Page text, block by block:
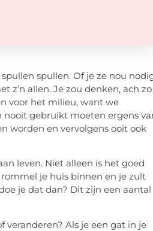
spullen. Of je ze nou
z’n allen. Je zou denken, ach zo
voor het milieu, want we
nooit gebruikt moeten ergens
worden en vervolgens ooit ook
leven. Niet alleen is het goed
je huis binnen en je zult
je dat dan? Dit zijn een aantal
Als je een gat in je